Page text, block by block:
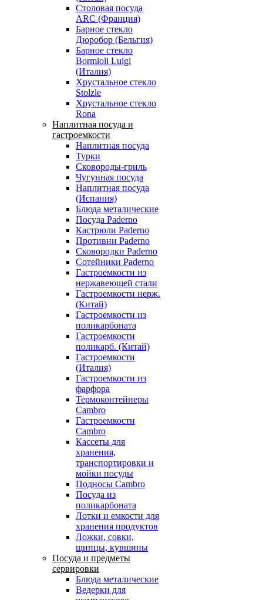
Столовая посуда
ARC (Франция)
Барное стекло
Дюробор (Бельгия)
Барное стекло
Bormioli Luigi
(Италия)
Хрустальное стекло
Stolzle
Хрустальное стекло
Rona
Наплитная посуда и
гастроемкости
Наплитная посуда
Турки
Сковороды-гриль
Чугунная посуда
Наплитная посуда
(Испания)
Блюда металические
Посуда Paderno
Кастрюли Paderno
Противни Paderno
Сковородки Paderno
Сотейники Paderno
Гастроемкости из
нержавеющей стали
Гастроемкости нерж.
(Китай)
Гастроемкости из
поликарбоната
Гастроемкости
поликарб. (Китай)
Гастроемкости
(Италия)
Гастроемкости из
фарфора
Термоконтейнеры
Cambro
Гастроемкости
Cambro
Кассеты для
хранения,
транспортировки и
мойки посуды
Подносы Cambro
Посуда из
поликарбоната
Лотки и емкости для
хранения продуктов
Ложки, совки,
щипцы, кувшины
Посуда и предметы
сервировки
Блюда металические
Ведерки для